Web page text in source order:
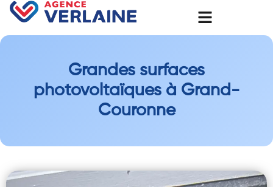
Grandes surfaces
photovoltaïques à Grand-
Couronne